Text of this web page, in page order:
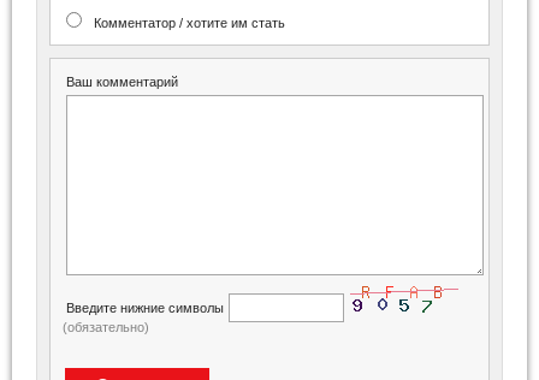
Комментатор / хотите им стать
Ваш комментарий
Введите нижние символы
(обязательно)